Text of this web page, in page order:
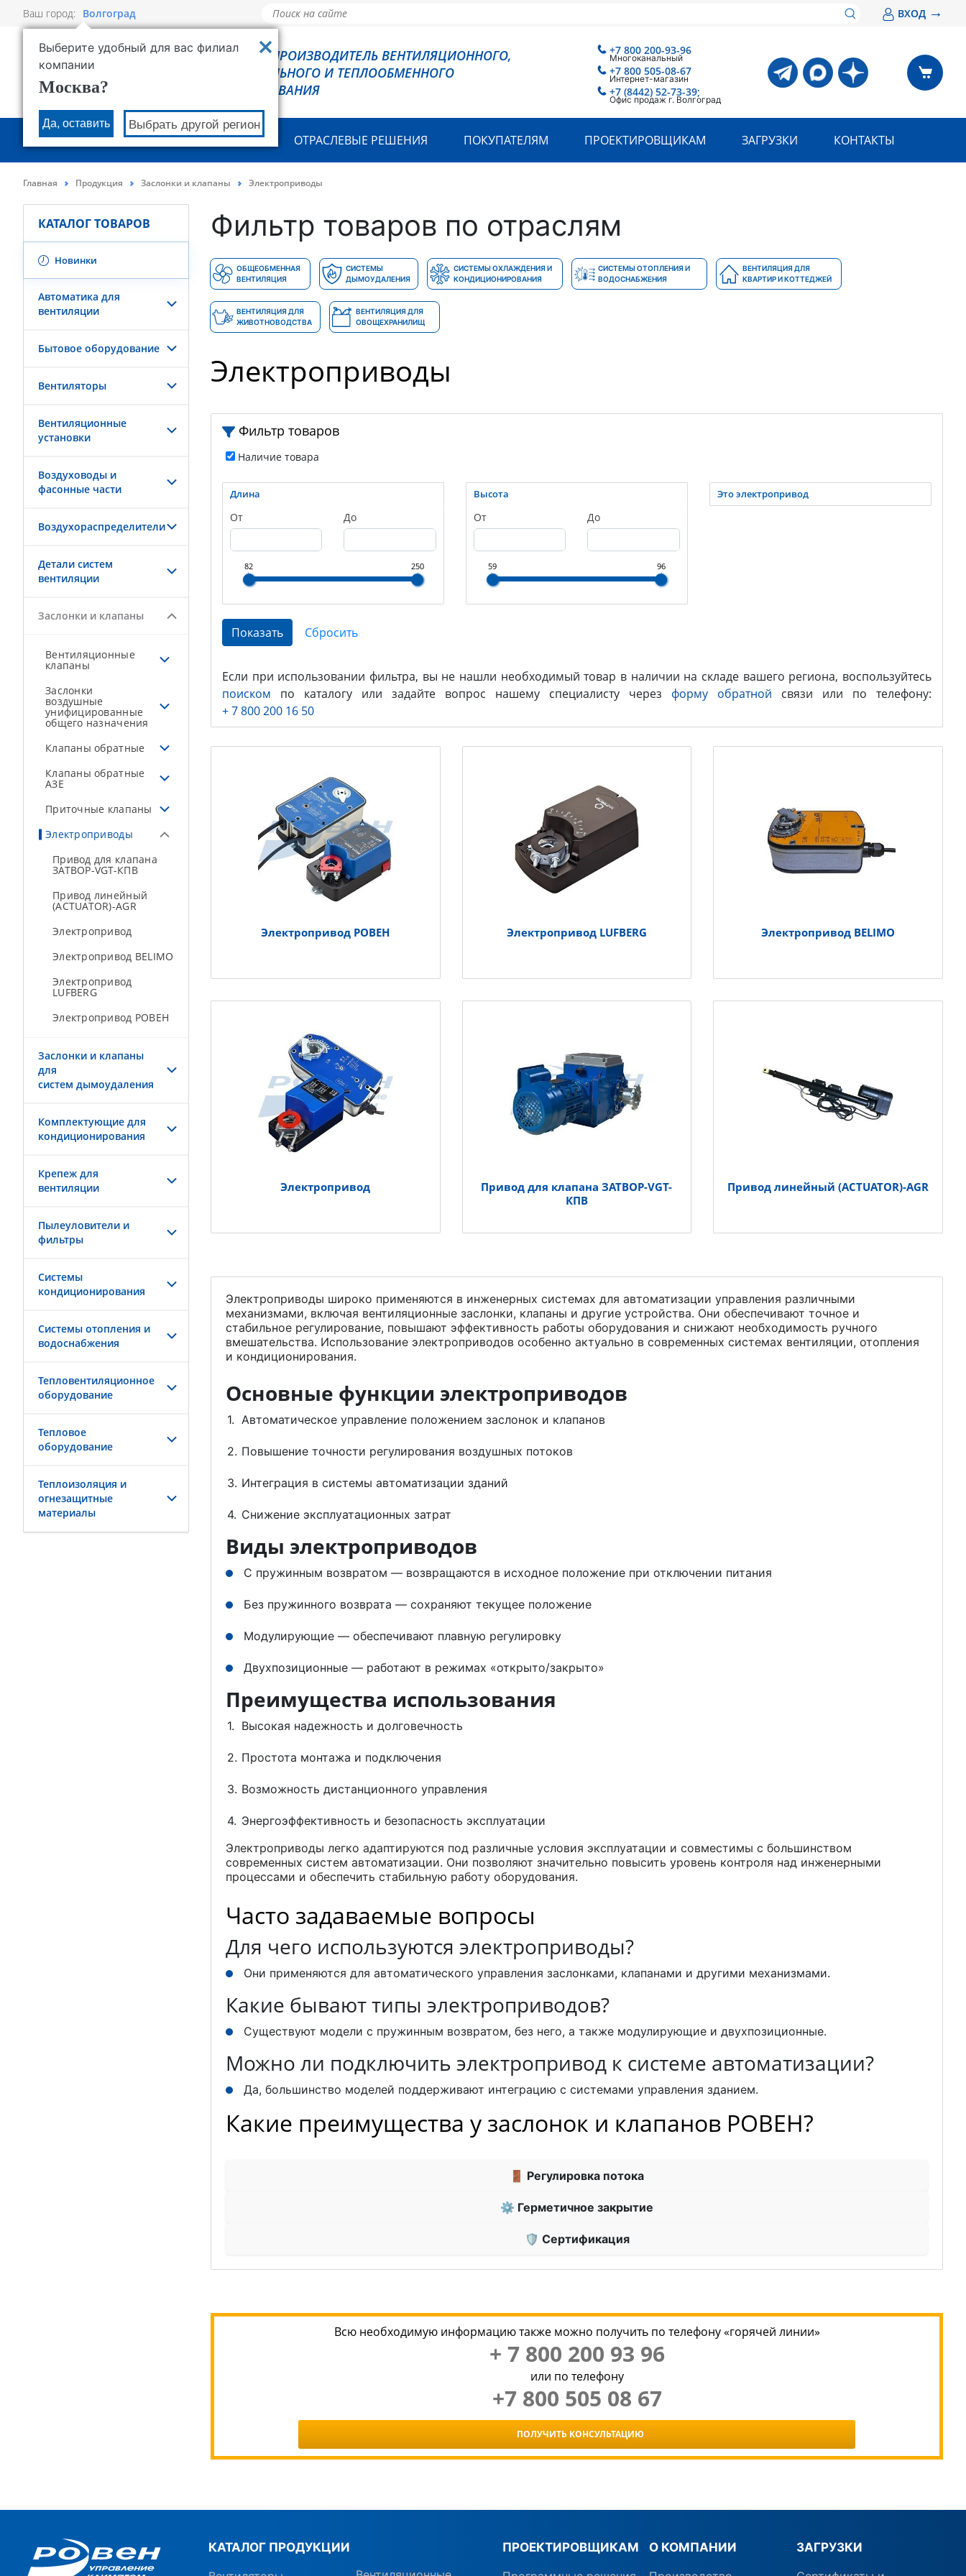
Ваш город: Волгоград
Выберите удобный для вас филиал
компании
Москва?
Да, оставить Выбрать другой регион
ВХОД →
РОВЕН - ПРОИЗВОДИТЕЛЬ ВЕНТИЛЯЦИОННОГО,
ХОЛОДИЛЬНОГО И ТЕПЛООБМЕННОГО
ОБОРУДОВАНИЯ
+7 800 200-93-96
Многоканальный
+7 800 505-08-67
Интернет-магазин
+7 (8442) 52-73-39;
Офис продаж г. Волгоград
О КОМПАНИИ ПРОДУКЦИЯ ОТРАСЛЕВЫЕ РЕШЕНИЯ ПОКУПАТЕЛЯМ ПРОЕКТИРОВЩИКАМ ЗАГРУЗКИ КОНТАКТЫ
Главная Продукция Заслонки и клапаны Электроприводы
КАТАЛОГ ТОВАРОВ
Новинки
Автоматика для
вентиляции
Бытовое оборудование
Вентиляторы
Вентиляционные
установки
Воздуховоды и
фасонные части
Воздухораспределители
Детали систем
вентиляции
Заслонки и клапаны
Вентиляционные
клапаны
Заслонки
воздушные
унифицированные
общего назначения
Клапаны обратные
Клапаны обратные
АЗЕ
Приточные клапаны
Электроприводы
Привод для клапана
ЗАТВОР-VGT-КПВ
Привод линейный
(ACTUATOR)-AGR
Электропривод
Электропривод BELIMO
Электропривод
LUFBERG
Электропривод РОВЕН
Заслонки и клапаны
для
систем дымоудаления
Комплектующие для
кондиционирования
Крепеж для
вентиляции
Пылеуловители и
фильтры
Системы
кондиционирования
Системы отопления и
водоснабжения
Тепловентиляционное
оборудование
Тепловое
оборудование
Теплоизоляция и
огнезащитные
материалы
Фильтр товаров по отраслям
ОБЩЕОБМЕННАЯ
ВЕНТИЛЯЦИЯ
СИСТЕМЫ
ДЫМОУДАЛЕНИЯ
СИСТЕМЫ ОХЛАЖДЕНИЯ И
КОНДИЦИОНИРОВАНИЯ
СИСТЕМЫ ОТОПЛЕНИЯ И
ВОДОСНАБЖЕНИЯ
ВЕНТИЛЯЦИЯ ДЛЯ
КВАРТИР И КОТТЕДЖЕЙ
ВЕНТИЛЯЦИЯ ДЛЯ
ЖИВОТНОВОДСТВА
ВЕНТИЛЯЦИЯ ДЛЯ
ОВОЩЕХРАНИЛИЩ
Электроприводы
Фильтр товаров
Наличие товара
Длина
От До
82 250
Высота
От До
59 96
Это электропривод
Если при использовании фильтра, вы не нашли необходимый товар в наличии на складе вашего региона, воспользуйтесь
поиском по каталогу или задайте вопрос нашему специалисту через форму обратной связи или по телефону:
+ 7 800 200 16 50
Электропривод РОВЕН Электропривод LUFBERG Электропривод BELIMO
Электропривод
Привод для клапана ЗАТВОР-VGT-
КПВ
Привод линейный (ACTUATOR)-AGR
Электроприводы широко применяются в инженерных системах для автоматизации управления различными
механизмами, включая вентиляционные заслонки, клапаны и другие устройства. Они обеспечивают точное и
стабильное регулирование, повышают эффективность работы оборудования и снижают необходимость ручного
вмешательства. Использование электроприводов особенно актуально в современных системах вентиляции, отопления
и кондиционирования.
Основные функции электроприводов
Автоматическое управление положением заслонок и клапанов
Повышение точности регулирования воздушных потоков
Интеграция в системы автоматизации зданий
Снижение эксплуатационных затрат
Виды электроприводов
С пружинным возвратом — возвращаются в исходное положение при отключении питания
Без пружинного возврата — сохраняют текущее положение
Модулирующие — обеспечивают плавную регулировку
Двухпозиционные — работают в режимах «открыто/закрыто»
Преимущества использования
Высокая надежность и долговечность
Простота монтажа и подключения
Возможность дистанционного управления
Энергоэффективность и безопасность эксплуатации
Электроприводы легко адаптируются под различные условия эксплуатации и совместимы с большинством
современных систем автоматизации. Они позволяют значительно повысить уровень контроля над инженерными
процессами и обеспечить стабильную работу оборудования.
Часто задаваемые вопросы
Для чего используются электроприводы?
Они применяются для автоматического управления заслонками, клапанами и другими механизмами.
Какие бывают типы электроприводов?
Существуют модели с пружинным возвратом, без него, а также модулирующие и двухпозиционные.
Можно ли подключить электропривод к системе автоматизации?
Да, большинство моделей поддерживают интеграцию с системами управления зданием.
Какие преимущества у заслонок и клапанов РОВЕН?
🚪 Регулировка потока
⚙ Герметичное закрытие
🛡 Сертификация
Всю необходимую информацию также можно получить по телефону «горячей линии»
+ 7 800 200 93 96
или по телефону
+7 800 505 08 67
ПОЛУЧИТЬ КОНСУЛЬТАЦИЮ
КАТАЛОГ ПРОДУКЦИИ
ПРОЕКТИРОВЩИКАМ
О КОМПАНИИ
ЗАГРУЗКИ